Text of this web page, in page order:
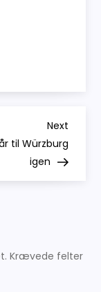
Next
Post
Next
til Würzburg
igen
Krævede felter